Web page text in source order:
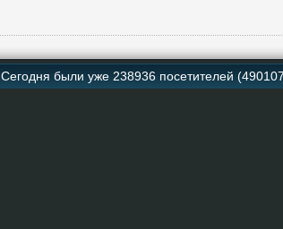
Сегодня были уже 238936 посетителей